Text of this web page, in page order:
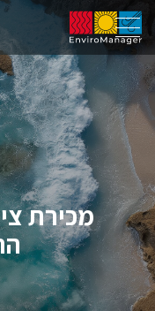
מכירת